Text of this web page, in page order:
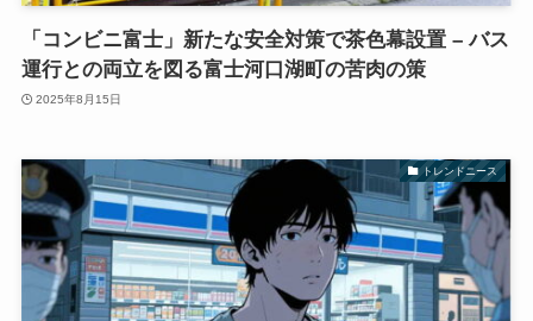
「コンビニ富士」新たな安全対策で茶色幕設置 – バス
運行との両立を図る富士河口湖町の苦肉の策
2025年8月15日
トレンドニース